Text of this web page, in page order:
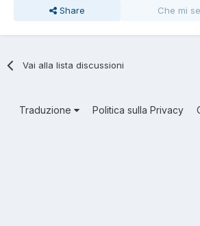
Share Che mi
Vai alla lista discussioni
Traduzione Politica sulla Privacy